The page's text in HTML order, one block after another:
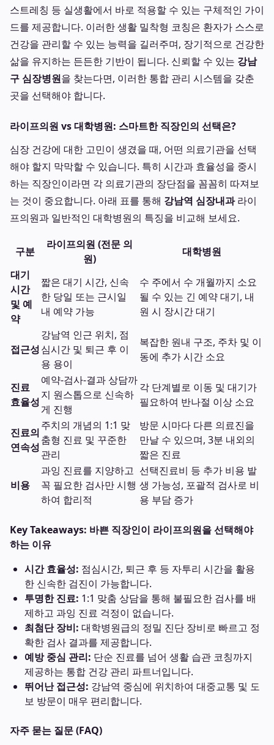
스트레칭 등 실생활에서 바로 적용할 수 있는 구체적인 가이
드를 제공합니다. 이러한 생활 밀착형 코칭은 환자가 스스로
건강을 관리할 수 있는 능력을 길러주며, 장기적으로 건강한
삶을 유지하는 든든한 기반이 됩니다. 신뢰할 수 있는 강남
구 심장병원을 찾는다면, 이러한 통합 관리 시스템을 갖춘
곳을 선택해야 합니다.
라이프의원 vs 대학병원: 스마트한 직장인의 선택은?
심장 건강에 대한 고민이 생겼을 때, 어떤 의료기관을 선택
해야 할지 막막할 수 있습니다. 특히 시간과 효율성을 중시
하는 직장인이라면 각 의료기관의 장단점을 꼼꼼히 따져보
는 것이 중요합니다. 아래 표를 통해 강남역 심장내과라이
프의원과 일반적인 대학병원의 특징을 비교해 보세요.
구분
라이프의원 (전문 의
원)
대학병원
대기
시간
및 예
약
짧은 대기 시간, 신속
한 당일 또는 근시일
내 예약 가능
수 주에서 수 개월까지 소요
될 수 있는 긴 예약 대기, 내
원 시 장시간 대기
접근성
강남역 인근 위치, 점
심시간 및 퇴근 후 이
용 용이
복잡한 원내 구조, 주차 및 이
동에 추가 시간 소요
진료
효율성
예약-검사-결과 상담까
지 원스톱으로 신속하
게 진행
각 단계별로 이동 및 대기가
필요하여 반나절 이상 소요
진료의
연속성
주치의 개념의 1:1 맞
춤형 진료 및 꾸준한
관리
방문 시마다 다른 의료진을
만날 수 있으며, 3분 내외의
짧은 진료
비용
과잉 진료를 지양하고
꼭 필요한 검사만 시행
하여 합리적
선택진료비 등 추가 비용 발
생 가능성, 포괄적 검사로 비
용 부담 증가
Key Takeaways: 바쁜 직장인이 라이프의원을 선택해야
하는 이유
시간 효율성: 점심시간, 퇴근 후 등 자투리 시간을 활용
한 신속한 검진이 가능합니다.
투명한 진료: 1:1 맞춤 상담을 통해 불필요한 검사를 배
제하고 과잉 진료 걱정이 없습니다.
최첨단 장비: 대학병원급의 정밀 진단 장비로 빠르고 정
확한 검사 결과를 제공합니다.
예방 중심 관리: 단순 진료를 넘어 생활 습관 코칭까지
제공하는 통합 건강 관리 파트너입니다.
뛰어난 접근성: 강남역 중심에 위치하여 대중교통 및 도
보 방문이 매우 편리합니다.
자주 묻는 질문 (FAQ)